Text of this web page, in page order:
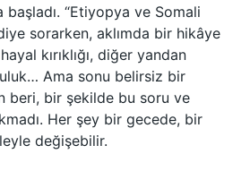
başladı. “Etiyopya ve Somali
sorarken, aklımda bir hikâye
kırıklığı, diğer yandan
Ama sonu belirsiz bir
beri, bir şekilde bu soru ve
Her şey bir gecede, bir
değişebilir.